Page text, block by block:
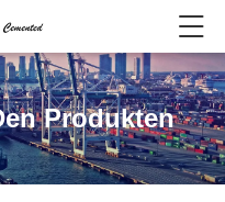
Produkten